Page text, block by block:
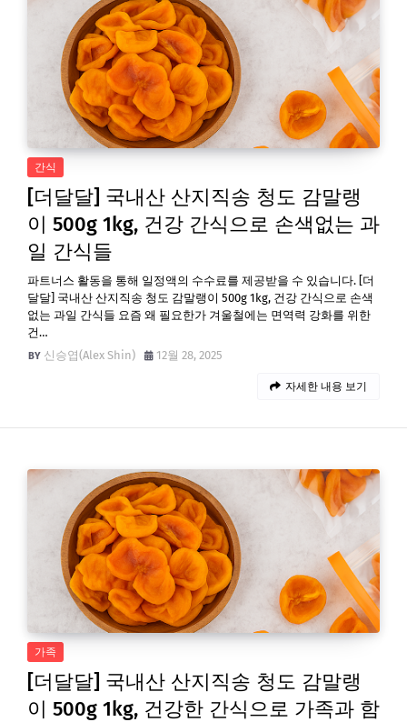
간식
[더달달] 국내산 산지직송 청도 감말랭
이 500g 1kg, 건강 간식으로 손색없는 과
일 간식들
파트너스 활동을 통해 일정액의 수수료를 제공받을 수 있습니다. [더
달달] 국내산 산지직송 청도 감말랭이 500g 1kg, 건강 간식으로 손색
없는 과일 간식들 요즘 왜 필요한가 겨울철에는 면역력 강화를 위한
건…
신승엽(Alex Shin)
12월 28, 2025
자세한 내용 보기
가족
[더달달] 국내산 산지직송 청도 감말랭
이 500g 1kg, 건강한 간식으로 가족과 함